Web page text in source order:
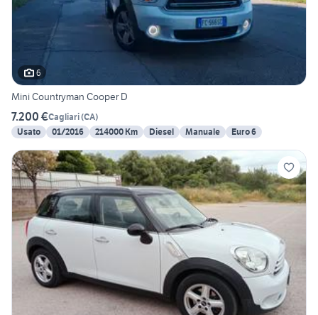
6
Mini Countryman Cooper D
7.200 €Cagliari(CA)
Usato
01/2016 214000 Km Diesel Manuale Euro 6